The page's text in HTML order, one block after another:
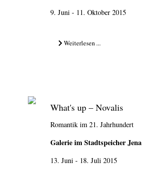
9. Juni - 11. Oktober 2015
Weiterlesen ...
What's up – Novalis
Romantik im 21. Jahrhundert
Galerie im Stadtspeicher Jena
13. Juni - 18. Juli 2015